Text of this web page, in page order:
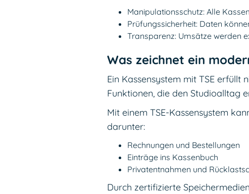
Manipulationsschutz: Alle
Prüfungssicherheit: Daten
Transparenz: Umsätze werden
Was zeichnet ein
Ein Kassensystem mit TSE
Funktionen, die den Studioalltag
Mit einem TSE-Kassensystem
darunter:
Rechnungen und Bestellungen
Einträge ins Kassenbuch
Privatentnahmen und
Durch zertifizierte